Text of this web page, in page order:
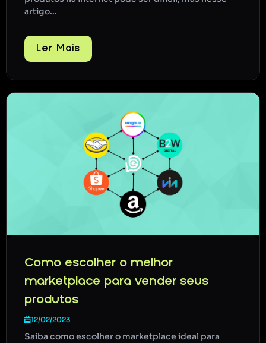
artigo...
Ler Mais
Como escolher o melhor
marketplace para vender seus
produtos
12/02/2023
Saiba como escolher o marketplace ideal para